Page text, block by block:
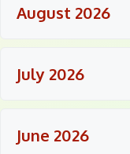
August 2026
July 2026
June 2026